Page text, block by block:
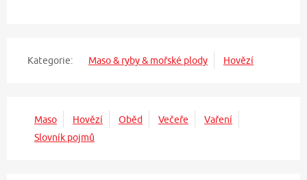
Kategorie: Maso & ryby & mořské plody Hovězí
Maso Hovězí Oběd Večeře
Vaření
Slovník pojmů